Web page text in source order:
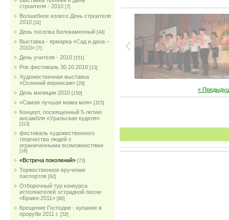
строителя - 2010 [7]
Волшебное колесо День строителя
2010 [11]
День поселка Белокаменный [44]
Выставка - ярмарка «Сад и дача –
2010» [7]
День учителя - 2010 [151]
Рок фестиваль 30.10.2010 [13]
Художественная выставка
«Осенний вернисаж» [29]
День милиции 2010 [150]
«Самая лучшая мама моя» [315]
Концерт, посвященный 5-летию
ансамбля «Уральская куделя»
[113]
фестиваль художественного
творчества людей с
ограниченными возможностями
[16]
«Встреча поколений» [73]
Торжественное вручение
паспортов [62]
Отборочный тур конкурса
исполнителей эстрадной песни
«Браво-2011» [80]
Крещение Господне - купание в
проруби 2011 г. [52]
«